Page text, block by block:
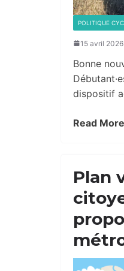
POLITIQUE
15 avril 2026
Bonne
dispositif
Read More
Plan